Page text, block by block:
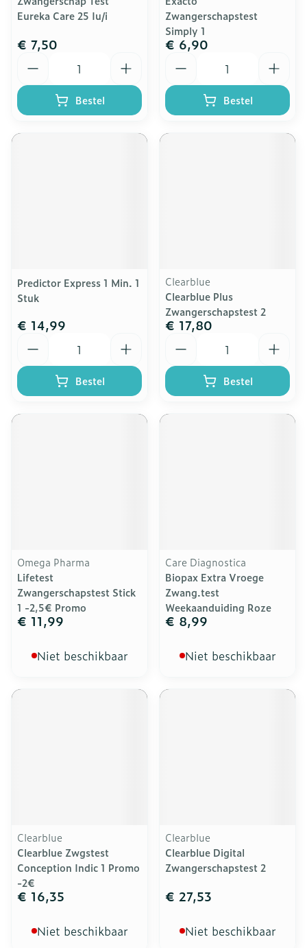
Eureka Care 25 Iu/i
€ 7,50
Bestel
Zwangerschapstest
Simply 1
€ 6,90
Bestel
Predictor Express 1 Min. 1
Stuk
€ 14,99
Bestel
Clearblue
Clearblue Plus
Zwangerschapstest 2
€ 17,80
Bestel
Omega Pharma
Lifetest
Zwangerschapstest Stick
1 -2,5€ Promo
€ 11,99
Niet beschikbaar
Care Diagnostica
Biopax Extra Vroege
Zwang.test
Weekaanduiding Roze
€ 8,99
Niet beschikbaar
Clearblue
Clearblue Zwgstest
Conception Indic 1 Promo
-2€
€ 16,35
Niet beschikbaar
Clearblue
Clearblue Digital
Zwangerschapstest 2
€ 27,53
Niet beschikbaar